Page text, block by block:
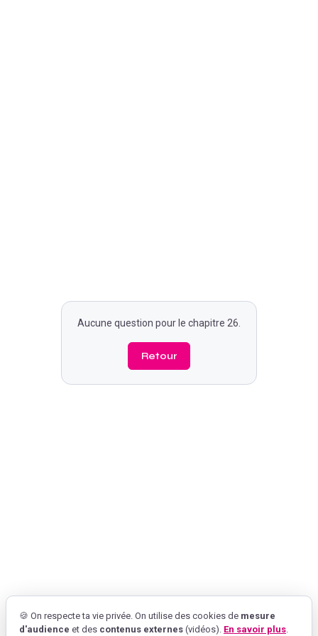
Aucune question pour le chapitre 26
Retour
🍪 On respecte ta vie privée. On utilise des cookies de mesure
d'audience et des contenus externes (vidéos). En savoir plus.